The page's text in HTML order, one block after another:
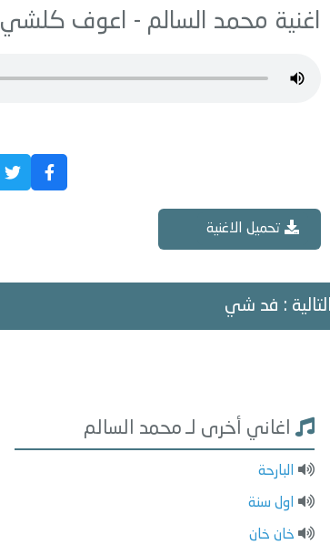
اغنية محمد السالم - اعوف كلشي
تحميل الاغنية
التالية : فد شي
اغاني أخرى لـ محمد السالم
البارحة
اول سنة
خان خان